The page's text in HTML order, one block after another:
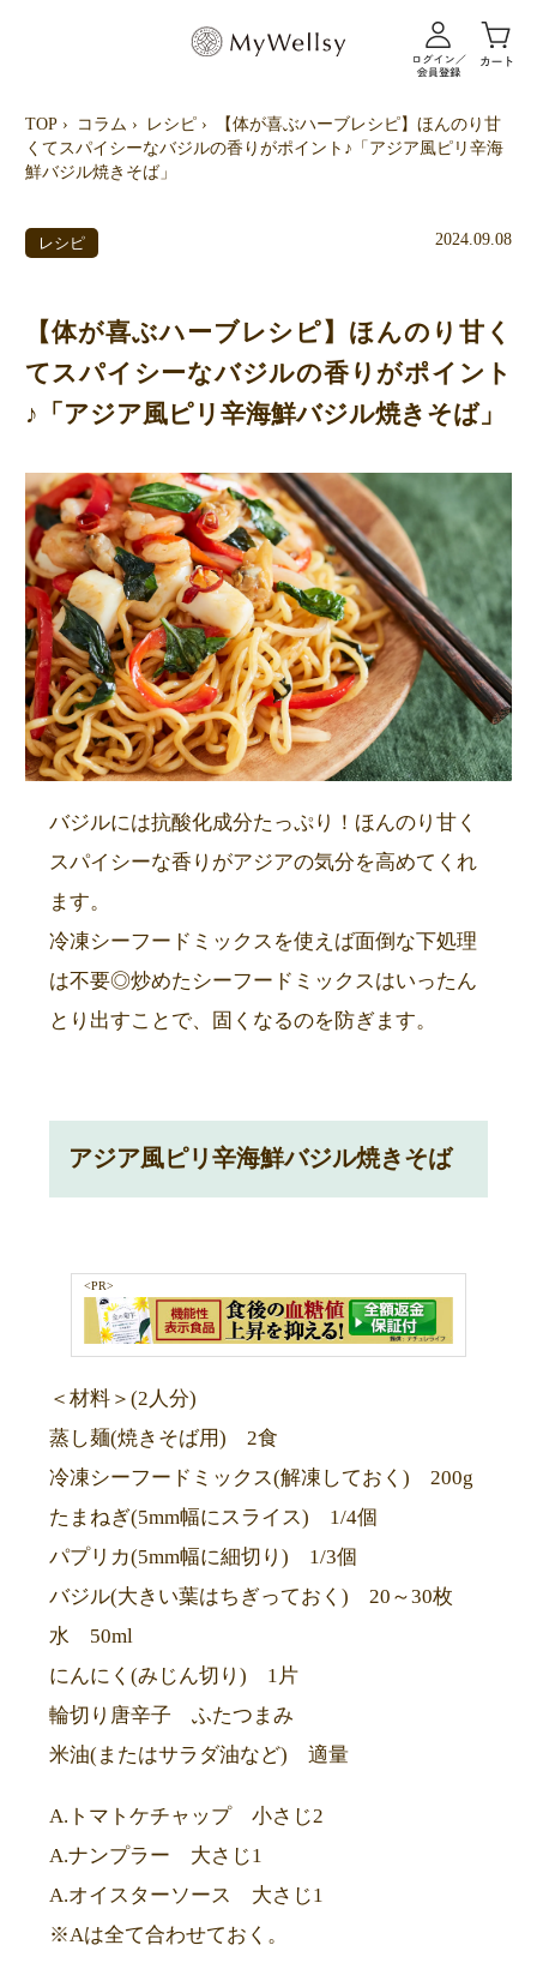
TOP コラム レシピ
【体が喜ぶハーブレシピ】ほんのり甘
くてスパイシーなバジルの香りがポイント♪「アジア風ピリ辛海
鮮バジル焼きそば」
レシピ 2024.09.08
【体が喜ぶハーブレシピ】ほんのり甘く
てスパイシーなバジルの香りがポイント
♪「アジア風ピリ辛海鮮バジル焼きそば」
バジルには抗酸化成分たっぷり！ほんのり甘く
スパイシーな香りがアジアの気分を高めてくれ
ます。
冷凍シーフードミックスを使えば面倒な下処理
は不要◎炒めたシーフードミックスはいったん
とり出すことで、固くなるのを防ぎます。
アジア風ピリ辛海鮮バジル焼きそば
<PR>
＜材料＞(2人分)
蒸し麺(焼きそば用) 2食
冷凍シーフードミックス(解凍しておく) 200g
たまねぎ(5mm幅にスライス) 1/4個
パプリカ(5mm幅に細切り) 1/3個
バジル(大きい葉はちぎっておく) 20～30枚
水 50ml
にんにく(みじん切り) 1片
輪切り唐辛子 ふたつまみ
米油(またはサラダ油など) 適量
A.トマトケチャップ 小さじ2
A.ナンプラー 大さじ1
A.オイスターソース 大さじ1
※Aは全て合わせておく。